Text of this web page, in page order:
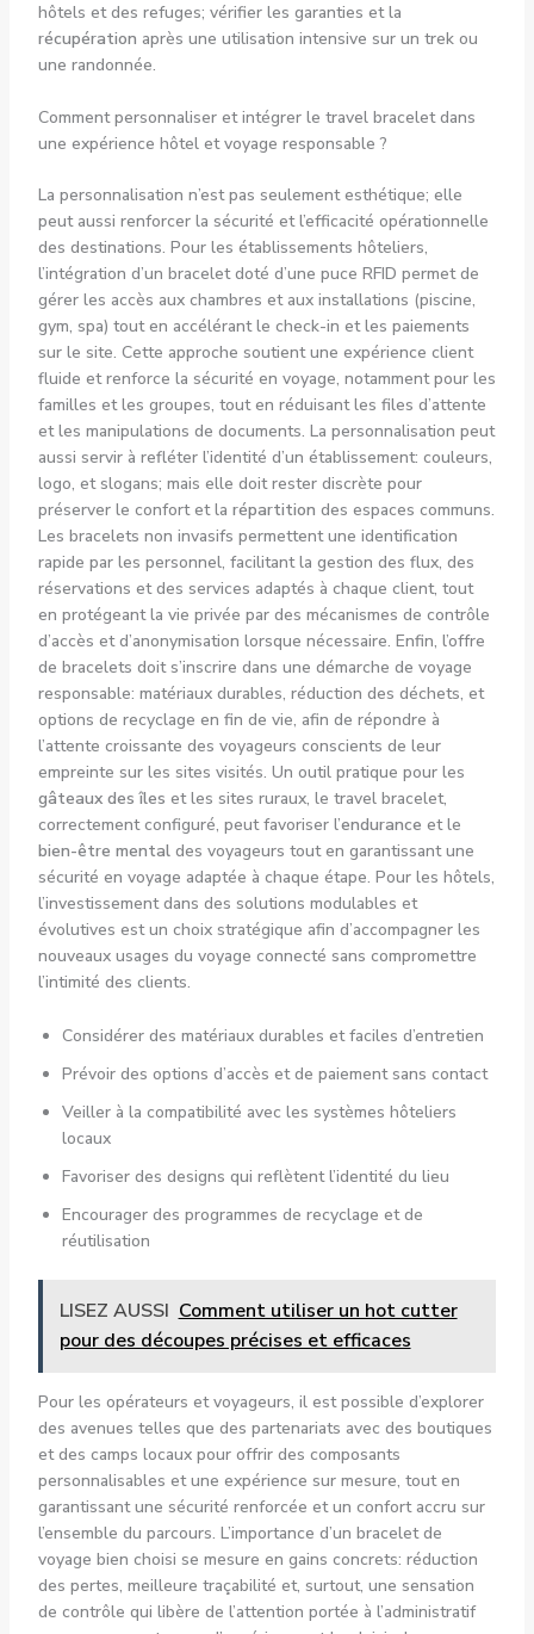
hôtels et des refuges; vérifier les garanties et la
récupération après une utilisation intensive sur un trek ou
une randonnée.
Comment personnaliser et intégrer le travel bracelet dans
une expérience hôtel et voyage responsable ?
La personnalisation n’est pas seulement esthétique; elle
peut aussi renforcer la sécurité et l’efficacité opérationnelle
des destinations. Pour les établissements hôteliers,
l’intégration d’un bracelet doté d’une puce RFID permet de
gérer les accès aux chambres et aux installations (piscine,
gym, spa) tout en accélérant le check-in et les paiements
sur le site. Cette approche soutient une expérience client
fluide et renforce la sécurité en voyage, notamment pour les
familles et les groupes, tout en réduisant les files d’attente
et les manipulations de documents. La personnalisation peut
aussi servir à refléter l’identité d’un établissement: couleurs,
logo, et slogans; mais elle doit rester discrète pour
préserver le confort et la répartition des espaces communs.
Les bracelets non invasifs permettent une identification
rapide par les personnel, facilitant la gestion des flux, des
réservations et des services adaptés à chaque client, tout
en protégeant la vie privée par des mécanismes de contrôle
d’accès et d’anonymisation lorsque nécessaire. Enfin, l’offre
de bracelets doit s’inscrire dans une démarche de voyage
responsable: matériaux durables, réduction des déchets, et
options de recyclage en fin de vie, afin de répondre à
l’attente croissante des voyageurs conscients de leur
empreinte sur les sites visités. Un outil pratique pour les
gâteaux des îles et les sites ruraux, le travel bracelet,
correctement configuré, peut favoriser l’endurance et le
bien-être mentaldes voyageurs tout en garantissant une
sécurité en voyage adaptée à chaque étape. Pour les hôtels,
l’investissement dans des solutions modulables et
évolutives est un choix stratégique afin d’accompagner les
nouveaux usages du voyage connecté sans compromettre
l’intimité des clients.
Considérer des matériaux durables et faciles d’entretien
Prévoir des options d’accès et de paiement sans contact
Veiller à la compatibilité avec les systèmes hôteliers
locaux
Favoriser des designs qui reflètent l’identité du lieu
Encourager des programmes de recyclage et de
réutilisation
LISEZ AUSSI Comment utiliser un hot cutter
pour des découpes précises et efficaces
Pour les opérateurs et voyageurs, il est possible d’explorer
des avenues telles que des partenariats avec des boutiques
et des camps locaux pour offrir des composants
personnalisables et une expérience sur mesure, tout en
garantissant une sécurité renforcée et un confort accru sur
l’ensemble du parcours. L’importance d’un bracelet de
voyage bien choisi se mesure en gains concrets: réduction
des pertes, meilleure traçabilité et, surtout, une sensation
de contrôle qui libère de l’attention portée à l’administratif